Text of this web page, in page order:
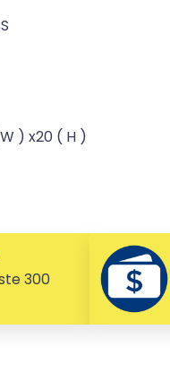
) x20 ( H )
300